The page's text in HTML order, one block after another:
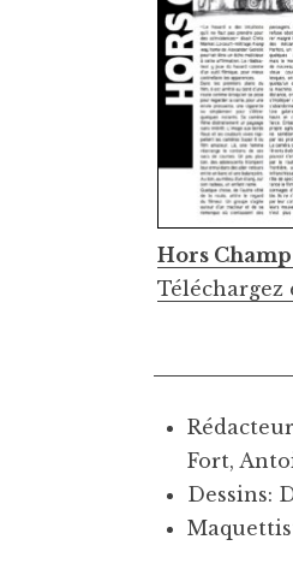
Hors Champ
Téléchargez
Fort,
Dessins: